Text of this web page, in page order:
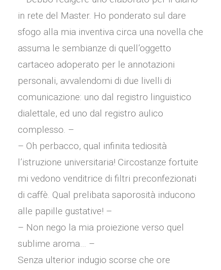
in rete del Master. Ho ponderato sul dare
sfogo alla mia inventiva circa una novella che
assuma le sembianze di quell’oggetto
cartaceo adoperato per le annotazioni
personali, avvalendomi di due livelli di
comunicazione: uno dal registro linguistico
dialettale, ed uno dal registro aulico
complesso. –
– Oh perbacco, qual infinita tediosità
l’istruzione universitaria! Circostanze fortuite
mi vedono venditrice di filtri preconfezionati
di caffè. Qual prelibata saporosità inducono
alle papille gustative! –
– Non nego la mia proiezione verso quel
sublime aroma… –
Senza ulterior indugio scorse che ore